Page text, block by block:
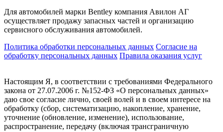
Для автомобилей марки Bentley компания Авилон АГ
осуществляет продажу запасных частей и организацию
сервисного обслуживания автомобилей.
Политика обработки персональных данных Соглаcие на
обработку персональных данных Правила оказания услуг
Настоящим Я, в соответствии с требованиями Федерального
закона от 27.07.2006 г. №152-ФЗ «О персональных данных»
даю свое согласие лично, своей волей и в своем интересе на
обработку (сбор, систематизацию, накопление, хранение,
уточнение (обновление, изменение), использование,
распространение, передачу (включая трансграничную